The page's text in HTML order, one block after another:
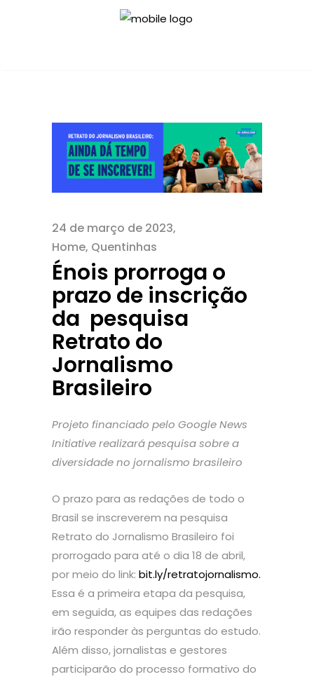
24 de março de 2023
Home, Quentinhas
Énois prorroga o
prazo de inscrição
da pesquisa
Retrato do
Jornalismo
Brasileiro
Projeto financiado pelo Google News
Initiative realizará pesquisa sobre a
diversidade no jornalismo brasileiro
O prazo para as redações de todo o
Brasil se inscreverem na pesquisa
Retrato do Jornalismo Brasileiro foi
prorrogado para até o dia 18 de abril,
por meio do link: bit.ly/retratojornalismo.
Essa é a primeira etapa da pesquisa,
em seguida, as equipes das redações
irão responder às perguntas do estudo.
Além disso, jornalistas e gestores
participarão do processo formativo do